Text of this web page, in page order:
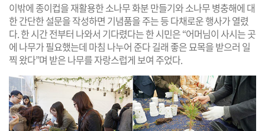
이밖에 종이컵을 재활용한 소나무 화분 만들기와 소나무 병충해에 대
한 간단한 설문을 작성하면 기념품을 주는 등 다채로운 행사가 열렸
다. 한 시간 전부터 나와서 기다렸다는 한 시민은 “어머님이 사시는 곳
에 나무가 필요했는데 마침 나누어 준다 길래 좋은 묘목을 받으러 일
찍 왔다”며 받은 나무를 자랑스럽게 보여 주었다.